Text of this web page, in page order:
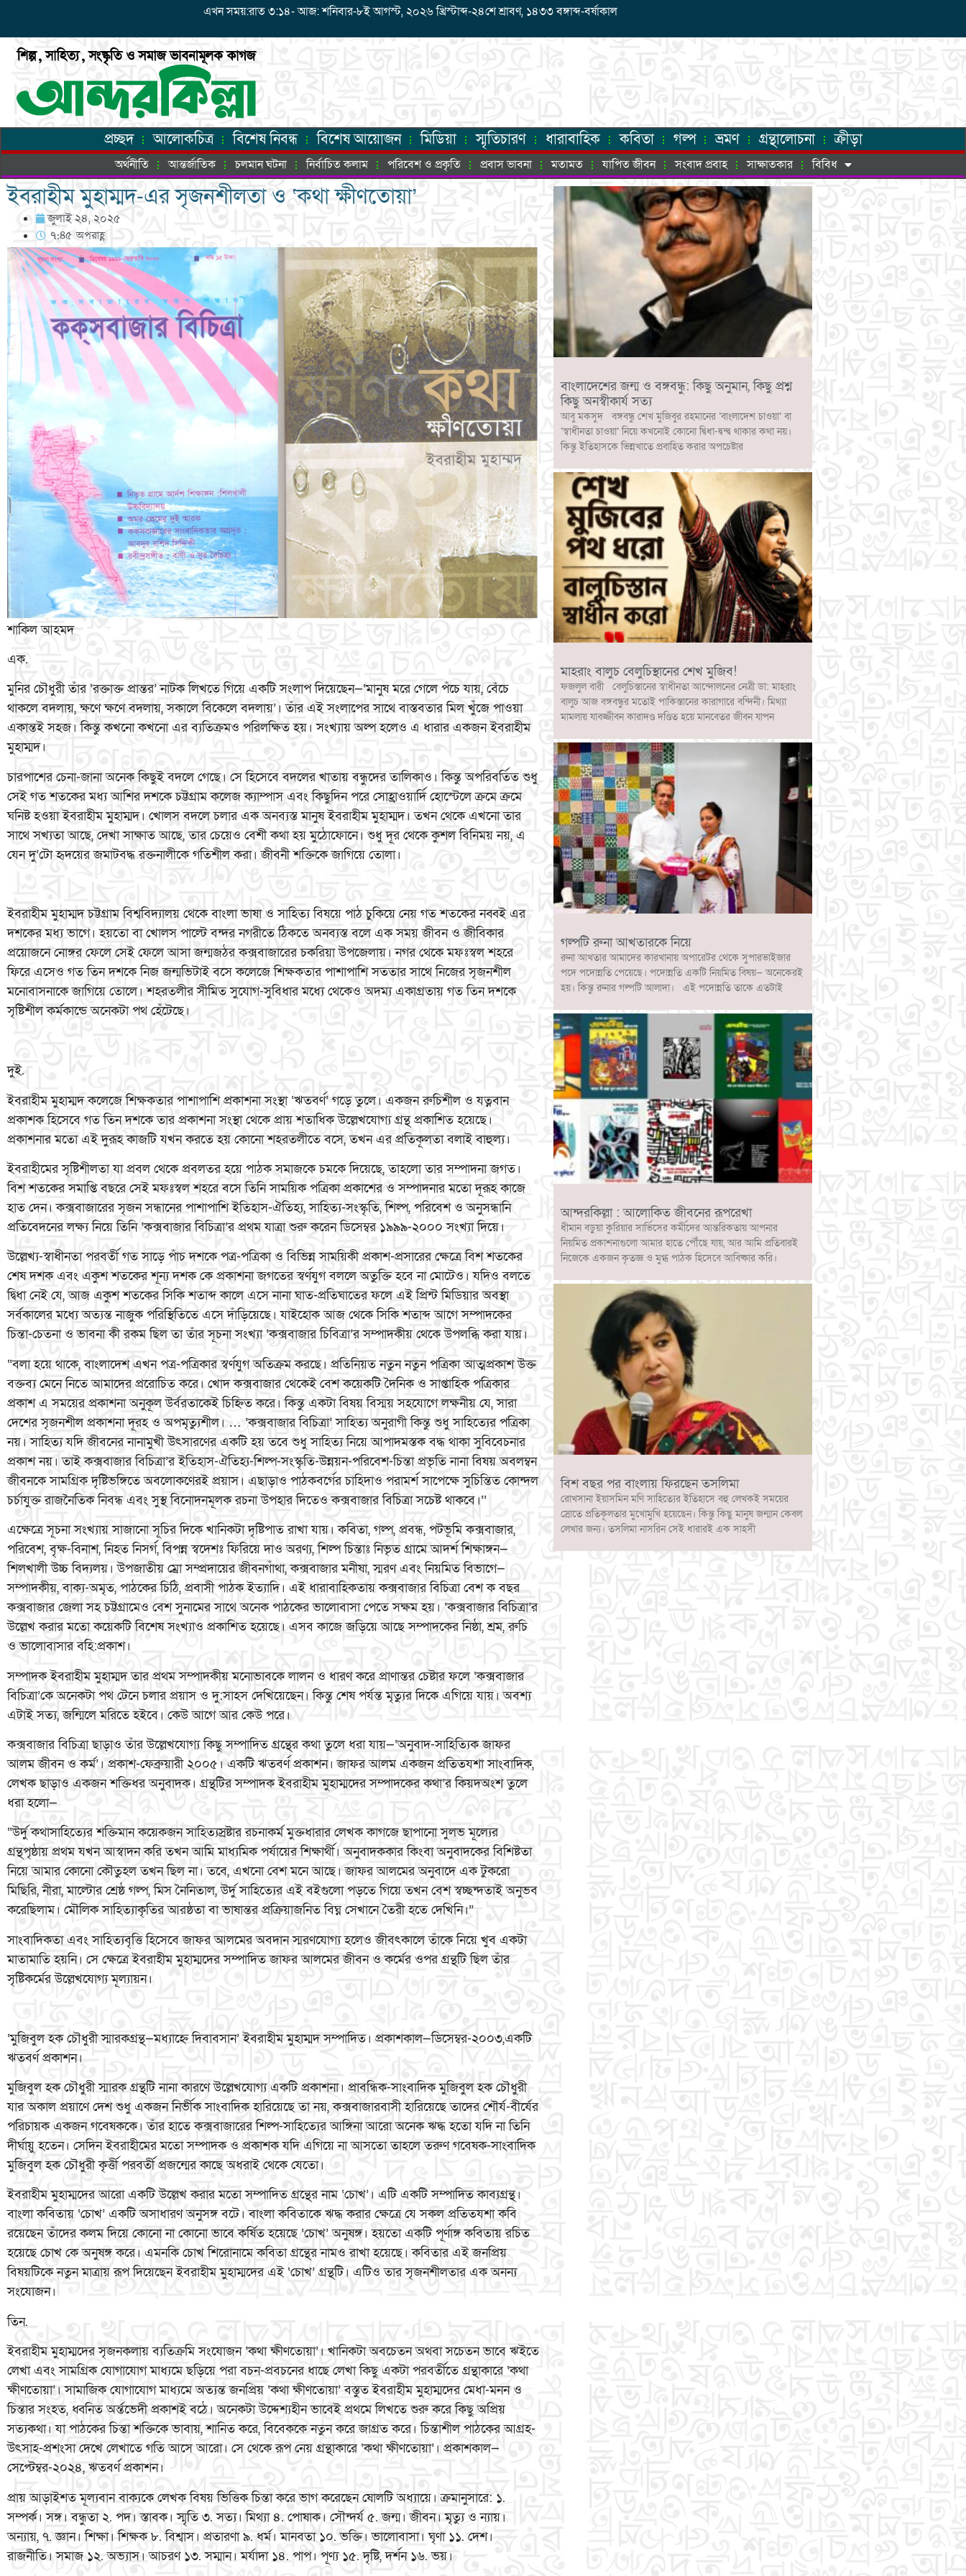
এখন সময়:রাত ৩:১৪- আজ: শনিবার-৮ই আগস্ট, ২০২৬ খ্রিস্টাব্দ-২৪শে শ্রাবণ, ১৪৩৩ বঙ্গাব্দ-বর্ষাকাল
প্রচ্ছদ আলোকচিত্র বিশেষ নিবন্ধ বিশেষ আয়োজন মিডিয়া স্মৃতিচারণ ধারাবাহিক কবিতা গল্প ভ্রমণ গ্রন্থালোচনা ক্রীড়া
অর্থনীতি আন্তর্জাতিক চলমান ঘটনা নির্বাচিত কলাম পরিবেশ ও প্রকৃতি প্রবাস ভাবনা মতামত যাপিত জীবন সংবাদ প্রবাহ সাক্ষাতকার বিবিধ
ইবরাহীম মুহাম্মদ-এর সৃজনশীলতা ও ‘কথা ক্ষীণতোয়া’
জুলাই ২৪, ২০২৫
৭:৪৫ অপরাহ্ণ
শাকিল আহমদ
এক.
মুনির চৌধুরী তাঁর ‘রক্তাক্ত প্রান্তর’ নাটক লিখতে গিয়ে একটি সংলাপ দিয়েছেন—‘মানুষ মরে গেলে পঁচে যায়, বেঁচে
থাকলে বদলায়, ক্ষণে ক্ষণে বদলায়, সকালে বিকেলে বদলায়’। তাঁর এই সংলাপের সাথে বাস্তবতার মিল খুঁজে পাওয়া
একান্তই সহজ। কিন্তু কখনো কখনো এর ব্যতিক্রমও পরিলক্ষিত হয়। সংখ্যায় অল্প হলেও এ ধারার একজন ইবরাহীম
মুহাম্মদ।
চারপাশের চেনা-জানা অনেক কিছুই বদলে গেছে। সে হিসেবে বদলের খাতায় বন্ধুদের তালিকাও। কিন্তু অপরিবর্তিত শুধু
সেই গত শতকের মধ্য আশির দশকে চট্টগ্রাম কলেজ ক্যাম্পাস এবং কিছুদিন পরে সোহ্রাওয়ার্দি হোস্টেলে ক্রমে ক্রমে
ঘনিষ্ট হওয়া ইবরাহীম মুহাম্মদ। খোলস বদলে চলার এক অনব্যস্ত মানুষ ইবরাহীম মুহাম্মদ। তখন থেকে এখনো তার
সাথে সখ্যতা আছে, দেখা সাক্ষাত আছে, তার চেয়েও বেশী কথা হয় মুঠোফোনে। শুধু দূর থেকে কুশল বিনিময় নয়, এ
যেন দু’টো হৃদয়ের জমাটবদ্ধ রক্তনালীকে গতিশীল করা। জীবনী শক্তিকে জাগিয়ে তোলা।
ইবরাহীম মুহাম্মদ চট্টগ্রাম বিশ্ববিদ্যালয় থেকে বাংলা ভাষা ও সাহিত্য বিষয়ে পাঠ চুকিয়ে নেয় গত শতকের নব্বই এর
দশকের মধ্য ভাগে। হয়তো বা খোলস পাল্টে বন্দর নগরীতে ঠিকতে অনব্যস্ত বলে এক সময় জীবন ও জীবিকার
প্রয়োজনে নোঙ্গর ফেলে সেই ফেলে আসা জন্মজঠর কক্সবাজারের চকরিয়া উপজেলায়। নগর থেকে মফঃস্বল শহরে
ফিরে এসেও গত তিন দশকে নিজ জন্মভিটাই বসে কলেজে শিক্ষকতার পাশাপাশি সততার সাথে নিজের সৃজনশীল
মনোবাসনাকে জাগিয়ে তোলে। শহরতলীর সীমিত সুযোগ-সুবিধার মধ্যে থেকেও অদম্য একাগ্রতায় গত তিন দশকে
সৃষ্টিশীল কর্মকান্ডে অনেকটা পথ হেঁটেছে।
দুই.
ইবরাহীম মুহাম্মদ কলেজে শিক্ষকতার পাশাপাশি প্রকাশনা সংস্থা ‘ঋতবর্ণ’ গড়ে তুলে। একজন রুচিশীল ও যত্নবান
প্রকাশক হিসেবে গত তিন দশকে তার প্রকাশনা সংস্থা থেকে প্রায় শতাধিক উল্লেখযোগ্য গ্রন্থ প্রকাশিত হয়েছে।
প্রকাশনার মতো এই দুরূহ কাজটি যখন করতে হয় কোনো শহরতলীতে বসে, তখন এর প্রতিকূলতা বলাই বাহুল্য।
ইবরাহীমের সৃষ্টিশীলতা যা প্রবল থেকে প্রবলতর হয়ে পাঠক সমাজকে চমকে দিয়েছে, তাহলো তার সম্পাদনা জগত।
বিশ শতকের সমাপ্তি বছরে সেই মফঃস্বল শহরে বসে তিনি সাময়িক পত্রিকা প্রকাশের ও সম্পাদনার মতো দূরূহ কাজে
হাত দেন। কক্সবাজারের সৃজন সন্ধানের পাশাপাশি ইতিহাস-ঐতিহ্য, সাহিত্য-সংস্কৃতি, শিল্প, পরিবেশ ও অনুসন্ধানি
প্রতিবেদনের লক্ষ্য নিয়ে তিনি ‘কক্সবাজার বিচিত্রা’র প্রথম যাত্রা শুরু করেন ডিসেম্বর ১৯৯৯-২০০০ সংখ্যা দিয়ে।
উল্লেখ্য-স্বাধীনতা পরবর্তী গত সাড়ে পাঁচ দশকে পত্র-পত্রিকা ও বিভিন্ন সাময়িকী প্রকাশ-প্রসারের ক্ষেত্রে বিশ শতকের
শেষ দশক এবং একুশ শতকের শূন্য দশক কে প্রকাশনা জগতের স্বর্ণযুগ বললে অতুক্তি হবে না মোটেও। যদিও বলতে
দ্বিধা নেই যে, আজ একুশ শতকের সিকি শতাব্দ কালে এসে নানা ঘাত-প্রতিঘাতের ফলে এই প্রিন্ট মিডিয়ার অবস্থা
সর্বকালের মধ্যে অত্যন্ত নাজুক পরিস্থিতিতে এসে দাঁড়িয়েছে। যাইহোক আজ থেকে সিকি শতাব্দ আগে সম্পাদকের
চিন্তা-চেতনা ও ভাবনা কী রকম ছিল তা তাঁর সূচনা সংখ্যা ‘কক্সবাজার চিবিত্রা’র সম্পাদকীয় থেকে উপলব্ধি করা যায়।
“বলা হয়ে থাকে, বাংলাদেশ এখন পত্র-পত্রিকার স্বর্ণযুগ অতিক্রম করছে। প্রতিনিয়ত নতুন নতুন পত্রিকা আত্মপ্রকাশ উক্ত
বক্তব্য মেনে নিতে আমাদের প্ররোচিত করে। খোদ কক্সবাজার থেকেই বেশ কয়েকটি দৈনিক ও সাপ্তাহিক পত্রিকার
প্রকাশ এ সময়ের প্রকাশনা অনুকূল উর্বরতাকেই চিহ্নিত করে। কিন্তু একটা বিষয় বিস্ময় সহযোগে লক্ষনীয় যে, সারা
দেশের সৃজনশীল প্রকাশনা দূরহ ও অপমৃত্যুশীল। … ‘কক্সবাজার বিচিত্রা’ সাহিত্য অনুরাগী কিন্তু শুধু সাহিত্যের পত্রিকা
নয়। সাহিত্য যদি জীবনের নানামুখী উৎসারণের একটি হয় তবে শুধু সাহিত্য নিয়ে আপাদমস্তক বদ্ধ থাকা সুবিবেচনার
প্রকাশ নয়। তাই কক্সবাজার বিচিত্রা’র ইতিহাস-ঐতিহ্য-শিল্প-সংস্কৃতি-উন্নয়ন-পরিবেশ-চিন্তা প্রভৃতি নানা বিষয় অবলম্বন
জীবনকে সামগ্রিক দৃষ্টিভঙ্গিতে অবলোকণেরই প্রয়াস। এছাড়াও পাঠকবর্গের চাহিদাও পরামর্শ সাপেক্ষে সুচিন্তিত কোন্দল
চর্চাযুক্ত রাজনৈতিক নিবন্ধ এবং সুস্থ বিনোদনমূলক রচনা উপহার দিতেও কক্সবাজার বিচিত্রা সচেষ্ট থাকবে।’’
এক্ষেত্রে সূচনা সংখ্যায় সাজানো সূচির দিকে খানিকটা দৃষ্টিপাত রাখা যায়। কবিতা, গল্প, প্রবন্ধ, পটভূমি কক্সবাজার,
পরিবেশ, বৃক্ষ-বিনাশ, নিহত নিসর্গ, বিপন্ন স্বদেশঃ ফিরিয়ে দাও অরণ্য, শিল্প চিন্তাঃ নিভৃত গ্রামে আদর্শ শিক্ষাঙ্গন—
শিলখালী উচ্চ বিদ্যলয়। উপজাতীয় ম্রো সম্প্রদায়ের জীবনগাঁথা, কক্সবাজার মনীষা, স্মরণ এবং নিয়মিত বিভাগে—
সম্পাদকীয়, বাক্য-অমৃত, পাঠকের চিঠি, প্রবাসী পাঠক ইত্যাদি। এই ধারাবাহিকতায় কক্সবাজার বিচিত্রা বেশ ক বছর
কক্সবাজার জেলা সহ চট্টগ্রামেও বেশ সুনামের সাথে অনেক পাঠকের ভালোবাসা পেতে সক্ষম হয়। ‘কক্সবাজার বিচিত্রা’র
উল্লেখ করার মতো কয়েকটি বিশেষ সংখ্যাও প্রকাশিত হয়েছে। এসব কাজে জড়িয়ে আছে সম্পাদকের নিষ্ঠা, শ্রম, রুচি
ও ভালোবাসার বহি:প্রকাশ।
সম্পাদক ইবরাহীম মুহাম্মদ তার প্রথম সম্পাদকীয় মনোভাবকে লালন ও ধারণ করে প্রাণান্তর চেষ্টার ফলে ‘কক্সবাজার
বিচিত্রা’কে অনেকটা পথ টেনে চলার প্রয়াস ও দু:সাহস দেখিয়েছেন। কিন্তু শেষ পর্যন্ত মৃত্যুর দিকে এগিয়ে যায়। অবশ্য
এটাই সত্য, জন্মিলে মরিতে হইবে। কেউ আগে আর কেউ পরে।
কক্সবাজার বিচিত্রা ছাড়াও তাঁর উল্লেখযোগ্য কিছু সম্পাদিত গ্রন্থের কথা তুলে ধরা যায়—‘অনুবাদ-সাহিত্যিক জাফর
আলম জীবন ও কর্ম’। প্রকাশ-ফেব্রুয়ারী ২০০৫। একটি ঋতবর্ণ প্রকাশন। জাফর আলম একজন প্রতিতযশা সাংবাদিক,
লেখক ছাড়াও একজন শক্তিধর অনুবাদক। গ্রন্থটির সম্পাদক ইবরাহীম মুহাম্মদের সম্পাদকের কথা’র কিয়দঅংশ তুলে
ধরা হলো—
“উর্দু কথাসাহিত্যের শক্তিমান কয়েকজন সাহিত্যস্রষ্টার রচনাকর্ম মুক্তধারার লেখক কাগজে ছাপানো সুলভ মূল্যের
গ্রন্থপৃষ্ঠায় প্রথম যখন আস্বাদন করি তখন আমি মাধ্যমিক পর্যায়ের শিক্ষার্থী। অনুবাদককার কিংবা অনুবাদকের বিশিষ্টতা
নিয়ে আমার কোনো কৌতুহল তখন ছিল না। তবে, এখনো বেশ মনে আছে। জাফর আলমের অনুবাদে এক টুকরো
মিছিরি, নীরা, মাল্টোর শ্রেষ্ঠ গল্প, মিস নৈনিতাল, উর্দু সাহিত্যের এই বইগুলো পড়তে গিয়ে তখন বেশ স্বচ্ছন্দতাই অনুভব
করেছিলাম। মৌলিক সাহিত্যাকৃতির আরষ্ঠতা বা ভাষান্তর প্রক্রিয়াজনিত বিঘ্ন সেখানে তৈরী হতে দেখিনি।”
সাংবাদিকতা এবং সাহিত্যবৃত্তি হিসেবে জাফর আলমের অবদান স্মরণযোগ্য হলেও জীবৎকালে তাঁকে নিয়ে খুব একটা
মাতামাতি হয়নি। সে ক্ষেত্রে ইবরাহীম মুহাম্মদের সম্পাদিত জাফর আলমের জীবন ও কর্মের ওপর গ্রন্থটি ছিল তাঁর
সৃষ্টিকর্মের উল্লেখযোগ্য মূল্যায়ন।
‘মুজিবুল হক চৌধুরী স্মারকগ্রন্থ—মধ্যাহ্নে দিবাবসান’ ইবরাহীম মুহাম্মদ সম্পাদিত। প্রকাশকাল—ডিসেম্বর-২০০৩,একটি
ঋতবর্ণ প্রকাশন।
মুজিবুল হক চৌধুরী স্মারক গ্রন্থটি নানা কারণে উল্লেখযোগ্য একটি প্রকাশনা। প্রাবন্ধিক-সাংবাদিক মুজিবুল হক চৌধুরী
যার অকাল প্রয়াণে দেশ শুধু একজন নির্ভীক সাংবাদিক হারিয়েছে তা নয়, কক্সবাজারবাসী হারিয়েছে তাদের শৌর্য-বীর্যের
পরিচায়ক একজন গবেষককে। তাঁর হাতে কক্সবাজারের শিল্প-সাহিত্যের আঙ্গিনা আরো অনেক ঋদ্ধ হতো যদি না তিনি
দীর্ঘায়ু হতেন। সেদিন ইবরাহীমের মতো সম্পাদক ও প্রকাশক যদি এগিয়ে না আসতো তাহলে তরুণ গবেষক-সাংবাদিক
মুজিবুল হক চৌধুরী কৃর্ত্তী পরবর্তী প্রজন্মের কাছে অধরাই থেকে যেতো।
ইবরাহীম মুহাম্মদের আরো একটি উল্লেখ করার মতো সম্পাদিত গ্রন্থের নাম ‘চোখ’। এটি একটি সম্পাদিত কাব্যগ্রন্থ।
বাংলা কবিতায় ‘চোখ’ একটি অসাধারণ অনুসঙ্গ বটে। বাংলা কবিতাকে ঋদ্ধ করার ক্ষেত্রে যে সকল প্রতিতযশা কবি
রয়েছেন তাঁদের কলম দিয়ে কোনো না কোনো ভাবে কর্ষিত হয়েছে ‘চোখ’ অনুষঙ্গ। হয়তো একটি পূর্ণাঙ্গ কবিতায় রচিত
হয়েছে চোখ কে অনুষঙ্গ করে। এমনকি চোখ শিরোনামে কবিতা গ্রন্থের নামও রাখা হয়েছে। কবিতার এই জনপ্রিয়
বিষয়টিকে নতুন মাত্রায় রূপ দিয়েছেন ইবরাহীম মুহাম্মদের এই ‘চোখ’ গ্রন্থটি। এটিও তার সৃজনশীলতার এক অনন্য
সংযোজন।
তিন.
ইবরাহীম মুহাম্মদের সৃজনকলায় ব্যতিক্রমি সংযোজন ‘কথা ক্ষীণতোয়া’। খানিকটা অবচেতন অথবা সচেতন ভাবে ঋইতে
লেখা এবং সামগ্রিক যোগাযোগ মাধ্যমে ছড়িয়ে পরা বচন-প্রবচনের ধাছে লেখা কিছু একটা পরবর্তীতে গ্রন্থাকারে ‘কথা
ক্ষীণতোয়া’। সামাজিক যোগাযোগ মাধ্যমে অত্যন্ত জনপ্রিয় ‘কথা ক্ষীণতোয়া’ বস্তুত ইবরাহীম মুহাম্মদের মেধা-মনন ও
চিন্তার সংহত, ধ্বনিত অর্ন্তভেদী প্রকাশই বঠে। অনেকটা উদ্দেশ্যহীন ভাবেই প্রথমে লিখতে শুরু করে কিছু অপ্রিয়
সত্যকথা। যা পাঠকের চিন্তা শক্তিকে ভাবায়, শানিত করে, বিবেককে নতুন করে জাগ্রত করে। চিন্তাশীল পাঠকের আগ্রহ-
উৎসাহ-প্রশংসা দেখে লেখাতে গতি আসে আরো। সে থেকে রূপ নেয় গ্রন্থাকারে ‘কথা ক্ষীণতোয়া’। প্রকাশকাল—
সেপ্টেম্বর-২০২৪, ঋতবর্ণ প্রকাশন।
প্রায় আড়াইশত মূল্যবান বাক্যকে লেখক বিষয় ভিত্তিক চিন্তা করে ভাগ করেছেন ষোলটি অধ্যায়ে। ক্রমানুসারে: ১.
সম্পর্ক। সঙ্গ। বন্ধুতা ২. পদ। স্তাবক। স্মৃতি ৩. সত্য। মিথ্যা ৪. পোষাক। সৌন্দর্য ৫. জন্ম। জীবন। মৃত্যু ও ন্যায়।
অন্যায়, ৭. জ্ঞান। শিক্ষা। শিক্ষক ৮. বিশ্বাস। প্রতারণা ৯. ধর্ম। মানবতা ১০. ভক্তি। ভালোবাসা। ঘৃণা ১১. দেশ।
রাজনীতি। সমাজ ১২. অভ্যাস। আচরণ ১৩. সম্মান। মর্যাদা ১৪. পাপ। পূণ্য ১৫. দৃষ্টি, দর্শন ১৬. ভয়।
বাংলাদেশের জন্ম ও বঙ্গবন্ধু: কিছু অনুমান, কিছু প্রশ্ন
কিছু অনস্বীকার্য সত্য
আবু মকসুদ বঙ্গবন্ধু শেখ মুজিবুর রহমানের ‘বাংলাদেশ চাওয়া’ বা
‘স্বাধীনতা চাওয়া’ নিয়ে কখনোই কোনো দ্বিধা-দ্বন্দ্ব থাকার কথা নয়।
কিন্তু ইতিহাসকে ভিন্নখাতে প্রবাহিত করার অপচেষ্টার
মাহরাং বালুচ বেলুচিস্থানের শেখ মুজিব!
ফজলুল বারী বেলুচিস্তানের স্বাধীনতা আন্দোলনের নেত্রী ডা: মাহরাং
বালুচ আজ বঙ্গবন্ধুর মতোই পাকিস্তানের কারাগারে বন্দিনী। মিথ্যা
মামলায় যাবজ্জীবন কারাদণ্ড দণ্ডিত হয়ে মানবেতর জীবন যাপন
গল্পটি রুনা আখতারকে নিয়ে
রুনা আখতার আমাদের কারখানায় অপারেটর থেকে সুপারভাইজার
পদে পদোন্নতি পেয়েছে। পদোন্নতি একটি নিয়মিত বিষয়— অনেকেরই
হয়। কিন্তু রুনার গল্পটি আলাদা। এই পদোন্নতি তাকে এতটাই
আন্দরকিল্লা : আলোকিত জীবনের রূপরেখা
ধীমান বড়ুয়া কুরিয়ার সার্ভিসের কর্মীদের আন্তরিকতায় আপনার
নিয়মিত প্রকাশনাগুলো আমার হাতে পৌঁছে যায়, আর আমি প্রতিবারই
নিজেকে একজন কৃতজ্ঞ ও মুগ্ধ পাঠক হিসেবে আবিষ্কার করি।
বিশ বছর পর বাংলায় ফিরছেন তসলিমা
রোখসানা ইয়াসমিন মণি সাহিত্যের ইতিহাসে বহু লেখকই সময়ের
স্রোতে প্রতিকূলতার মুখোমুখি হয়েছেন। কিন্তু কিছু মানুষ জন্মান কেবল
লেখার জন্য। তসলিমা নাসরিন সেই ধারারই এক সাহসী